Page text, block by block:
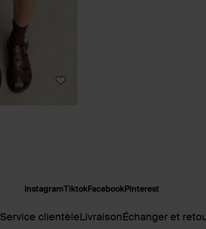
Service clientèleLivraisonÉchanger et
InstagramTiktokFacebookPinterest